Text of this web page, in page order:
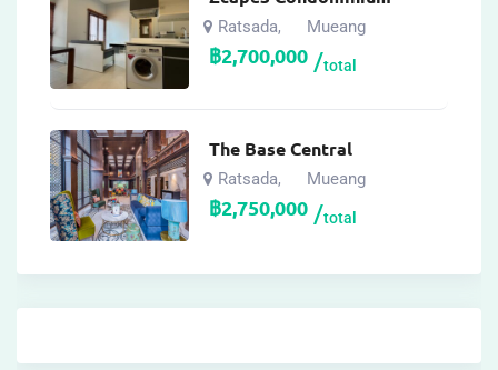
Ratsada, Mueang
฿2,700,000 total
The Base Central
Ratsada, Mueang
฿2,750,000 total